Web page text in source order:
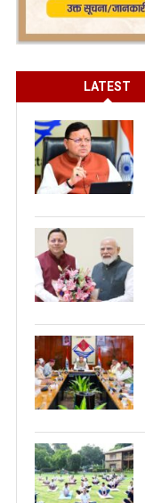
LATEST